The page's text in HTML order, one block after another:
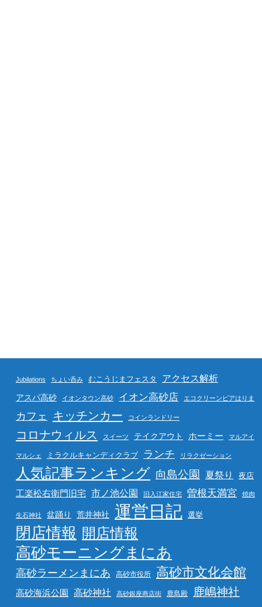
Jubilations ちょい呑み むこうじまフェスタ アクセス解析
アスパ高砂 イオンタウン高砂 イオン高砂店 エコクリーンピアはりま
カフェ キッチンカー コインランドリー
コロナウィルス スイーツ テイクアウト ホーミー マルアイ
マルシェ ミラクルキャンディクラブ ランチ リラクゼーション
人気記事ランキング 向島公園 夏祭り 夜店
工楽松右衛門旧宅 市ノ池公園 旧入江家住宅 曽根天満宮 焼肉
生石神社 盆踊り 荒井神社 運営日記 選挙
閉店情報 開店情報
高砂モーニングまにあ
高砂ラーメンまにあ 高砂市役所 高砂市文化会館
高砂海浜公園 高砂神社 高砂銀座商店街 鹿島殿 鹿嶋神社